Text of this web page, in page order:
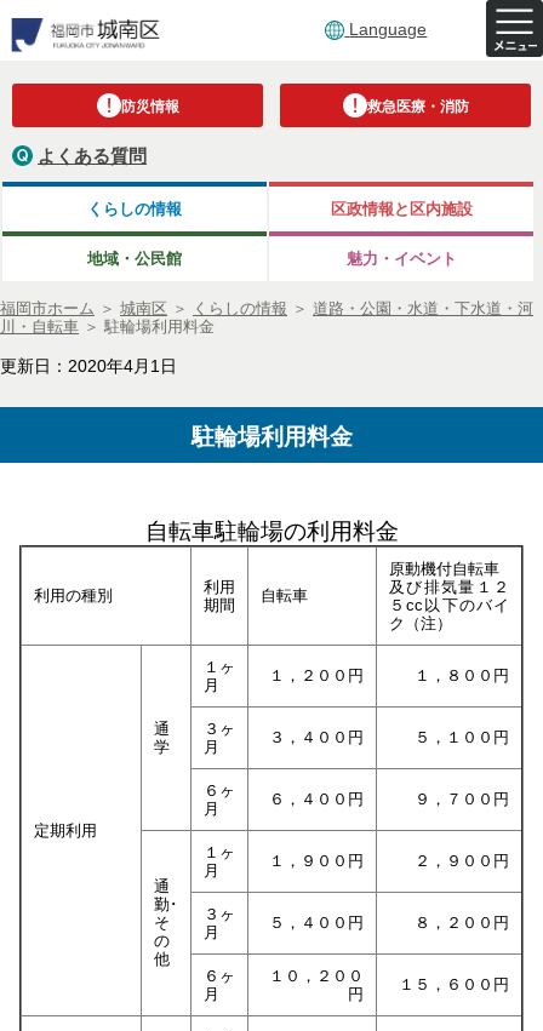
Language
防災情報 救急医療・消防
よくある質問
くらしの情報 区政情報と区内施設
地域・公民館 魅力・イベント
福岡市ホーム ＞ 城南区 ＞ くらしの情報 ＞ 道路・公園・水道・下水道・河
川・自転車 ＞ 駐輪場利用料金
更新日：2020年4月1日
駐輪場利用料金
自転車駐輪場の利用料金
利用の種別
利用
期間
自転車
原動機付自転車
及び排気量１２
５cc以下のバイ
ク（注）
定期利用
通
学
１ヶ
月
１，２００円 １，８００円
３ヶ
月
３，４００円 ５，１００円
６ヶ
月
６，４００円 ９，７００円
通
勤･
そ
の
他
１ヶ
月
１，９００円 ２，９００円
３ヶ
月
５，４００円 ８，２００円
６ヶ
月
１０，２００
円
１５，６００円